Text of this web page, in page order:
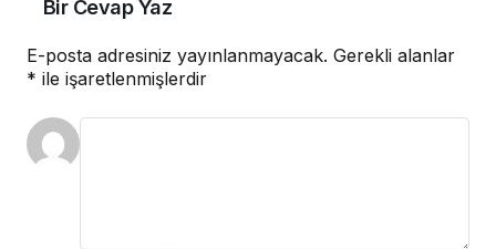
Bir Cevap Yaz
E-posta adresiniz yayınlanmayacak. Gerekli alanlar
* ile işaretlenmişlerdir